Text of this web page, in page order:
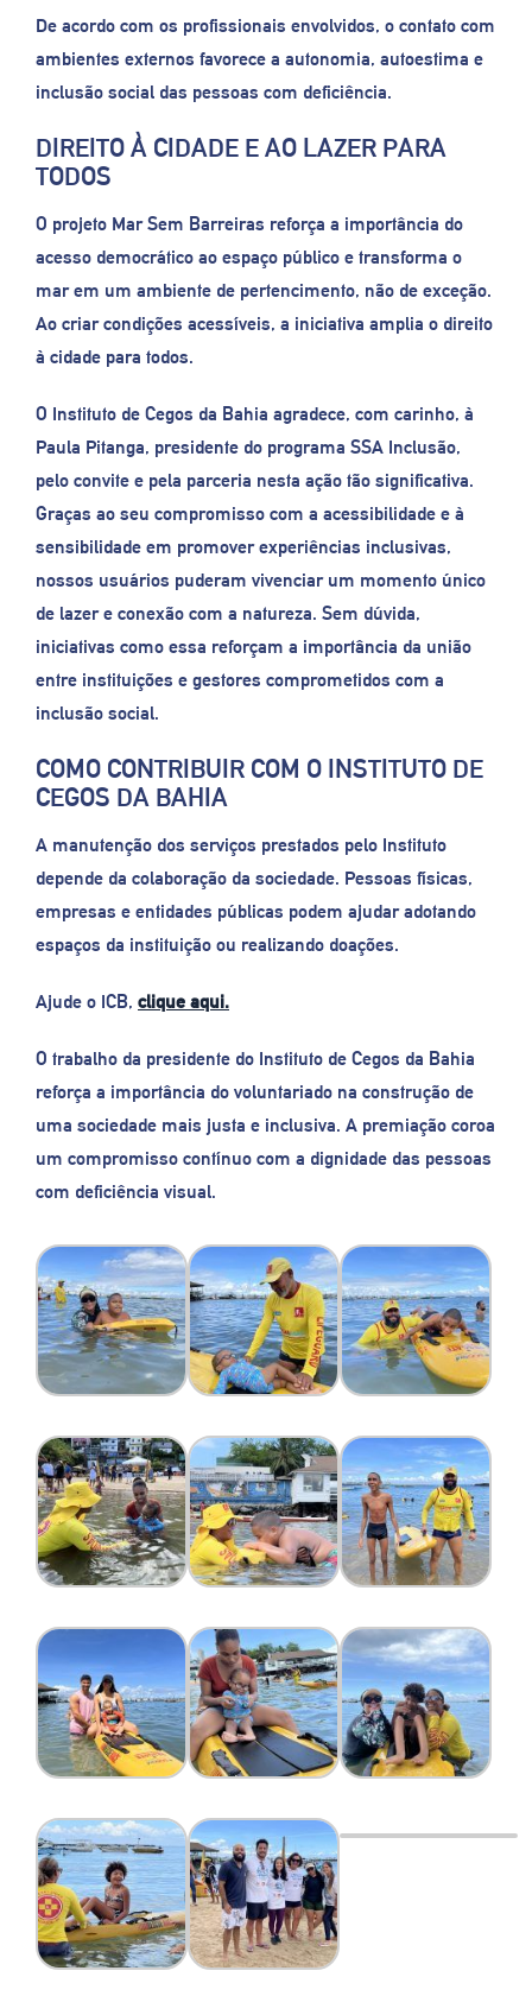
De acordo com os profissionais envolvidos, o contato com
ambientes externos favorece a autonomia, autoestima e
inclusão social das pessoas com deficiência.
DIREITO À CIDADE E AO LAZER PARA
TODOS
O projeto Mar Sem Barreiras reforça a importância do
acesso democrático ao espaço público e transforma o
mar em um ambiente de pertencimento, não de exceção.
Ao criar condições acessíveis, a iniciativa amplia o direito
à cidade para todos.
O Instituto de Cegos da Bahia agradece, com carinho, à
Paula Pitanga, presidente do programa SSA Inclusão,
pelo convite e pela parceria nesta ação tão significativa.
Graças ao seu compromisso com a acessibilidade e à
sensibilidade em promover experiências inclusivas,
nossos usuários puderam vivenciar um momento único
de lazer e conexão com a natureza. Sem dúvida,
iniciativas como essa reforçam a importância da união
entre instituições e gestores comprometidos com a
inclusão social.
COMO CONTRIBUIR COM O INSTITUTO DE
CEGOS DA BAHIA
A manutenção dos serviços prestados pelo Instituto
depende da colaboração da sociedade. Pessoas físicas,
empresas e entidades públicas podem ajudar adotando
espaços da instituição ou realizando doações.
Ajude o ICB, clique aqui.
O trabalho da presidente do Instituto de Cegos da Bahia
reforça a importância do voluntariado na construção de
uma sociedade mais justa e inclusiva. A premiação coroa
um compromisso contínuo com a dignidade das pessoas
com deficiência visual.